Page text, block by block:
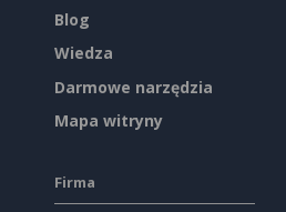
Blog
Wiedza
Darmowe narzędzia
Mapa witryny
Firma